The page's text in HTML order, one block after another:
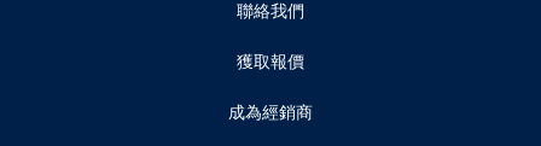
聯絡我們
獲取報價
成為經銷商